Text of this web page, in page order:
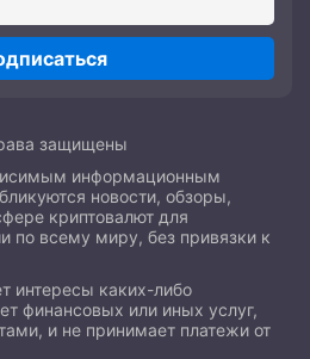
защищены
информационным
новости, обзоры,
криптовалют для
по всему миру, без привязки к
интересы каких-либо
финансовых или иных услуг,
и не принимает платежи от